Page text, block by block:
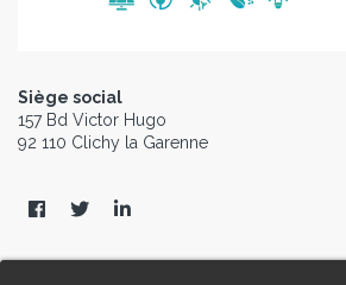
Siège social
157 Bd Victor Hugo
92 110 Clichy la Garenne